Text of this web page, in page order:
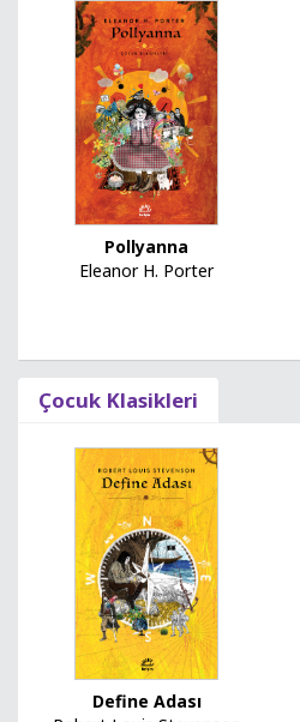
Pollyanna
Eleanor H. Porter
Çocuk Klasikleri
Define Adası